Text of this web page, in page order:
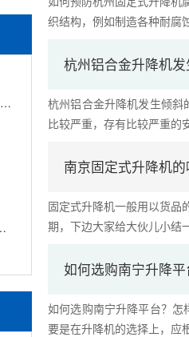
织结构，例如制造各种耐腐
杭州铝合金升降机
杭州铝合金升降机发生倾
比较严重，存有比较严重的
南京固定式升降机
固定式升降机一般用以货品
期，下边大家给大伙儿小结
如何选购南宁升降平
如何选购南宁升降平台？
要是在升降机的选择上，应